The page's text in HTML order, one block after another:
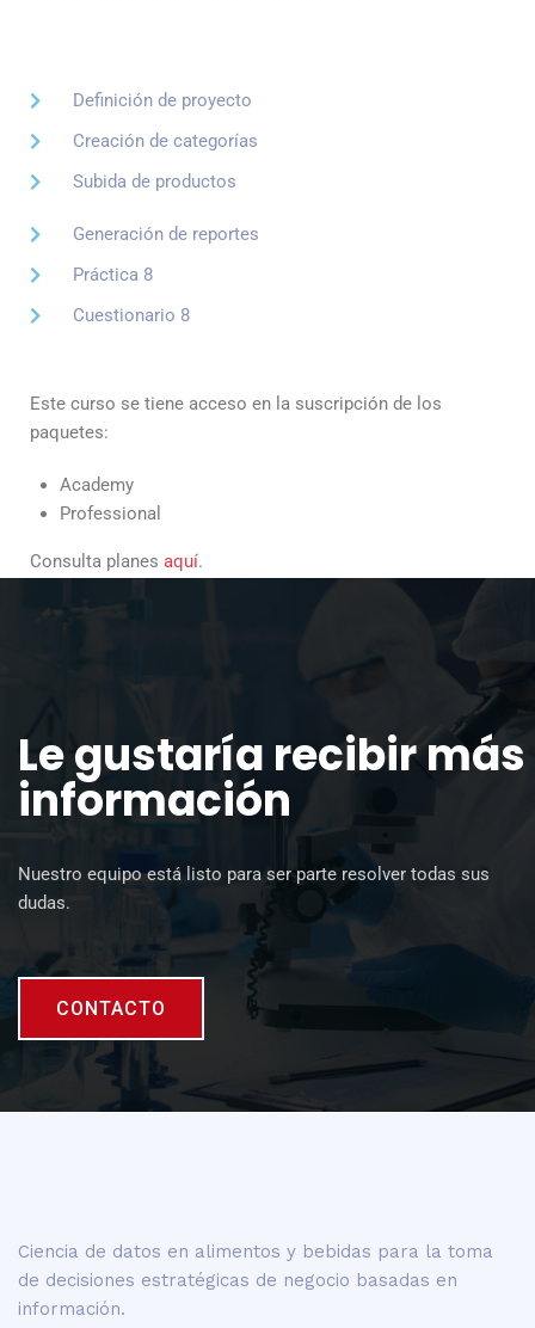
Definición de proyecto
Creación de categorías
Subida de productos
Generación de reportes
Práctica 8
Cuestionario 8
Este curso se tiene acceso en la suscripción de los
paquetes:
Academy
Professional
Consulta planes aquí.
Le gustaría recibir más
información
Nuestro equipo está listo para ser parte resolver todas sus
dudas.
CONTACTO
Ciencia de datos en alimentos y bebidas para la toma
de decisiones estratégicas de negocio basadas en
información.